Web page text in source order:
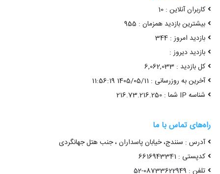
کاربران آنلاین : 10
بیشترین بازدید همزمان : 955
بازدید امروز : 344
بازدید دیروز :
کل بازدید : 6,062,033
آخرین به روزرسانی : 1405/05/11 11:56:19
شناسه IP شما : 216.73.216.250
راه‌های تماس با ما
آدرس : سنندج، خیابان پاسداران ، جنب هتل جهانگردی
کدپستی : 6616943341
تلفن : 08733622949-52